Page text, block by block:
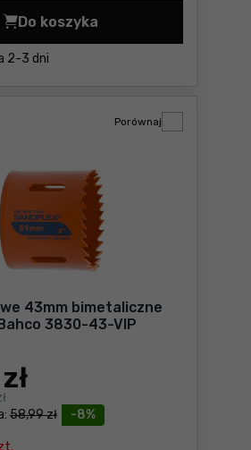
2-3 dni
Do koszyka
Piły otworowe 37mm
43mm bimetaliczne
3830-43-VIP
-8%
58,99 zł
Porównaj